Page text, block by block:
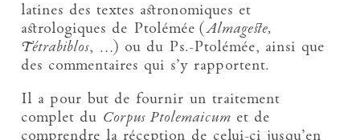
latines des textes astronomiques et
astrologiques de Ptolémée (Almageste,
Tétrabiblos, …) ou du Ps.-Ptolémée, ainsi que
des commentaires qui s’y rapportent.
Il a pour but de fournir un traitement
complet du Corpus Ptolemaicum et de
comprendre la réception de celui-ci jusqu’en